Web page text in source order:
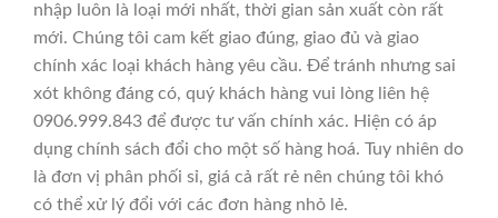
nhập luôn là loại mới nhất, thời gian sản xuất còn rất
mới. Chúng tôi cam kết giao đúng, giao đủ và giao
chính xác loại khách hàng yêu cầu. Để tránh nhưng sai
xót không đáng có, quý khách hàng vui lòng liên hệ
0906.999.843 để được tư vấn chính xác. Hiện có áp
dụng chính sách đổi cho một số hàng hoá. Tuy nhiên do
là đơn vị phân phối sỉ, giá cả rất rẻ nên chúng tôi khó
có thể xử lý đổi với các đơn hàng nhỏ lẻ.